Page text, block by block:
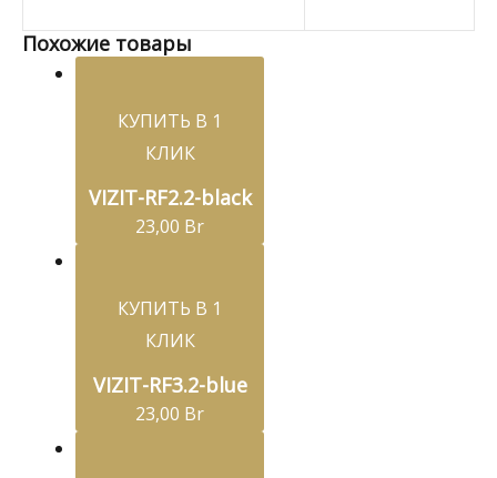
Похожие товары
КУПИТЬ В 1
КЛИК
VIZIT-RF2.2-black
23,00 Br
КУПИТЬ В 1
КЛИК
VIZIT-RF3.2-blue
23,00 Br